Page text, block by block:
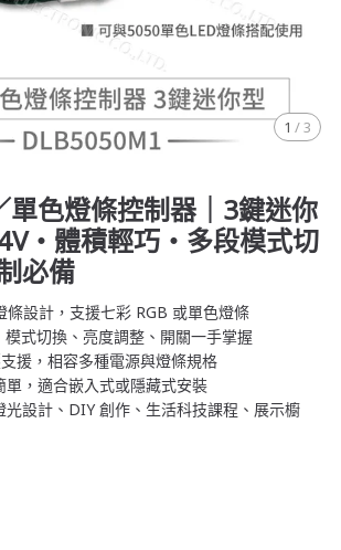
1 /3
單色燈條控制器｜3鍵迷你
・體積輕巧・多段模式切
必備
條設計，支援七彩 RGB 或單色燈條
式切換、亮度調整、開關一手掌握
援，相容多種電源與燈條規格
單，適合嵌入式或隱藏式安裝
光設計、DIY 創作、生活科技課程、展示櫥